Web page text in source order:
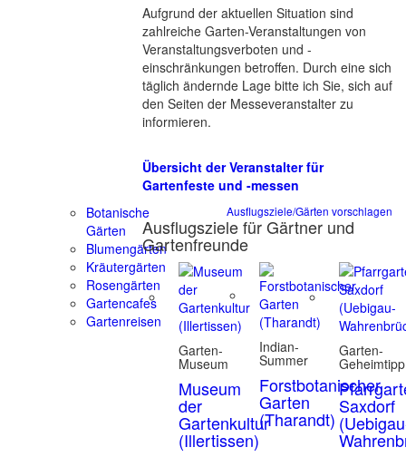
Aufgrund der aktuellen Situation sind
zahlreiche Garten-Veranstaltungen von
Veranstaltungsverboten und -
einschränkungen betroffen. Durch eine sich
täglich ändernde Lage bitte ich Sie, sich auf
den Seiten der Messeveranstalter zu
informieren.
Übersicht der Veranstalter für
Gartenfeste und -messen
Botanische
Gärten
Blumengärten
Kräutergärten
Rosengärten
Gartencafes
Gartenreisen
Ausflugsziele/Gärten vorschlagen
Ausflugsziele für Gärtner und
Gartenfreunde
Garten-
Museum
Museum
der
Gartenkultur
(Illertissen)
Indian-
Summer
Forstbotanischer
Garten
(Tharandt)
Garten-
Geheimtipp
Saxdorf